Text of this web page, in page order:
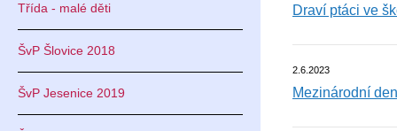
Třída - malé děti
ŠvP Šlovice 2018
ŠvP Jesenice 2019
Draví ptáci ve
2.6.2023
Mezinárodní